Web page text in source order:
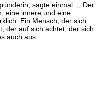
sagte einmal: ,, Der
eine innere und eine
Ein Mensch, der sich
der auf sich achtet, der sich
auch aus.